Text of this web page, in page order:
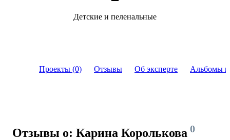
Проекты (0) Отзывы Об эксперте Альбомы
Отзывы о: Карина Королькова 0
Детские и пеленальные